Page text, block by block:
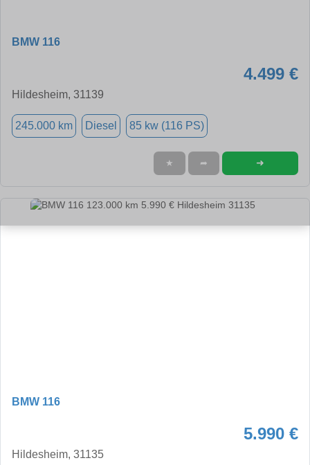
BMW 116
4.499 €
Hildesheim, 31139
245.000 km Diesel 85 kw (116 PS)
★ ➦ ➜
BMW 116
5.990 €
Hildesheim, 31135